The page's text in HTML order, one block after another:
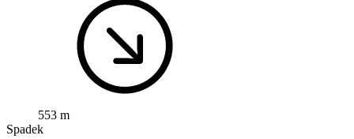
553 m
Spadek